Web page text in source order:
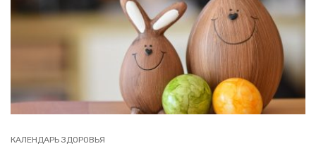
КАЛЕНДАРЬ ЗДОРОВЬЯ